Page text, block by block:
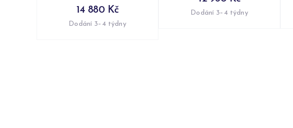
14 880 Kč
Dodání 3–4 týdny
Dodání 3–4 týdny